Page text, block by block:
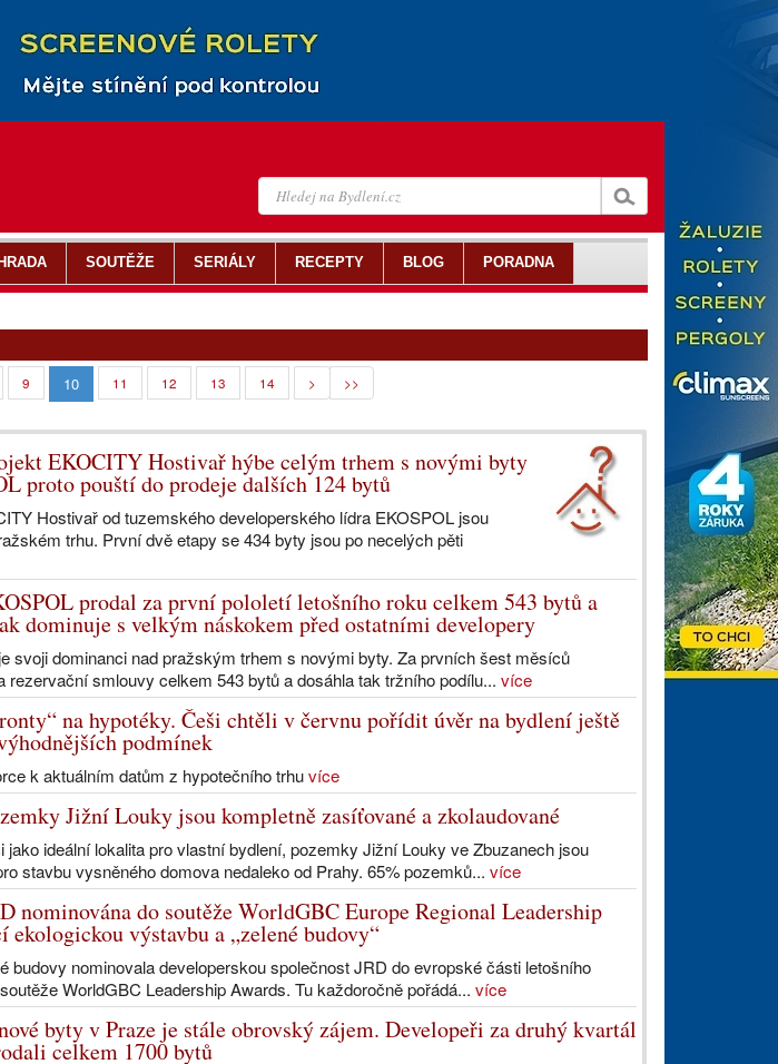
9 10 11 12 13 14 > >>
EKOCITY Hostivař hýbe celým trhem s novými byty
proto pouští do prodeje dalších 124 bytů
Hostivař od tuzemského developerského lídra EKOSPOL jsou
trhu. První dvě etapy se 434 byty jsou po necelých pěti
prodal za první pololetí letošního roku celkem 543 bytů a
dominuje s velkým náskokem před ostatními developery
svoji dominanci nad pražským trhem s novými byty. Za prvních šest měsíců
rezervační smlouvy celkem 543 bytů a dosáhla tak tržního podílu... více
na hypotéky. Češi chtěli v červnu pořídit úvěr na bydlení ještě
podmínek
k aktuálním datům z hypotečního trhuvíce
Jižní Louky jsou kompletně zasíťované a zkolaudované
jako ideální lokalita pro vlastní bydlení, pozemky Jižní Louky ve Zbuzanech jsou
stavbu vysněného domova nedaleko od Prahy. 65% pozemků... více
nominována do soutěže WorldGBC Europe Regional Leadership
ekologickou výstavbu a „zelené budovy“
budovy nominovala developerskou společnost JRD do evropské části letošního
WorldGBC Leadership Awards. Tu každoročně pořádá... více
byty v Praze je stále obrovský zájem. Developeři za druhý kvartál
celkem 1700 bytů
SOUTĚŽE SERIÁLY RECEPTY BLOG PORADNA